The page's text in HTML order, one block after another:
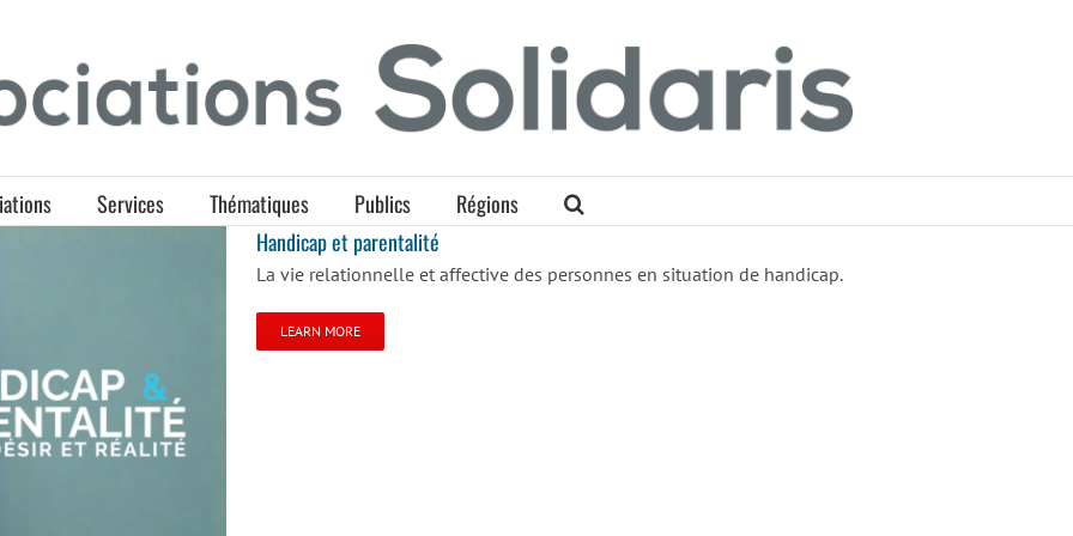
Services Thématiques Publics Régions
Handicap et parentalité
La vie relationnelle et affective des personnes en situation de handicap.
LEARN MORE